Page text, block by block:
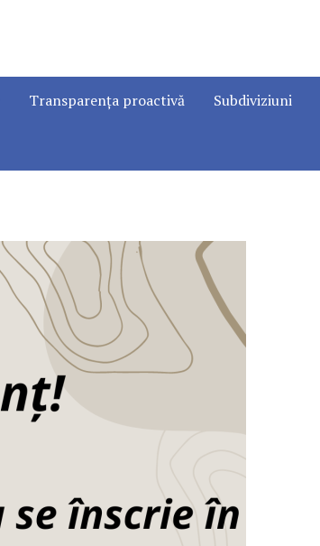
Transparența proactivă Subdiviziuni